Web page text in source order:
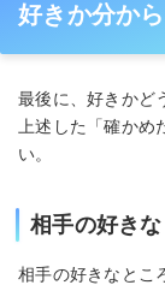
好きか分か
最後に、好きかど
上述した「確か
い。
相手の好き
相手の好きなとこ